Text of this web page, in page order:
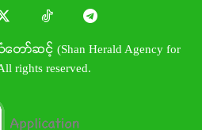
တော်ဆင့် (Shan Herald Agency for
rights reserved.